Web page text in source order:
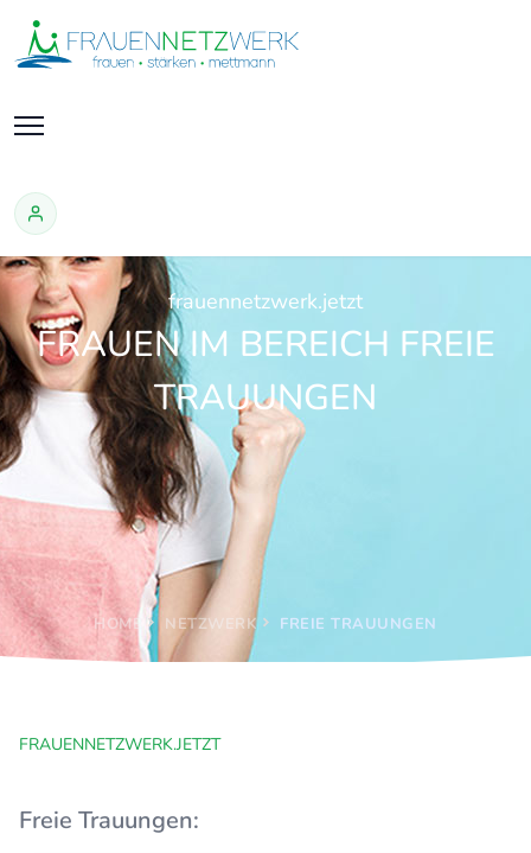
frauennetzwerk.jetzt
FRAUEN IM BEREICH FREIE
TRAUUNGEN
HOME NETZWERK FREIE TRAUUNGEN
FRAUENNETZWERK.JETZT
Freie Trauungen: